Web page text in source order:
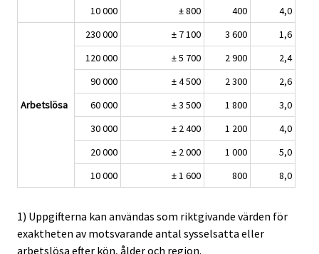
10 000
± 800 400 4,0
Arbetslösa
230 000 ± 7 100 3 600
1,6
120 000
± 5 700 2 900
2,4
90 000
± 4 500 2 300
2,6
60 000
± 3 500 1 800
3,0
30 000
± 2 400 1 200
4,0
20 000
± 2 000 1 000
5,0
10 000
± 1 600 800 8,0
1) Uppgifterna kan användas som riktgivande värden för
exaktheten av motsvarande antal sysselsatta eller
arbetslösa efter kön, ålder och region.